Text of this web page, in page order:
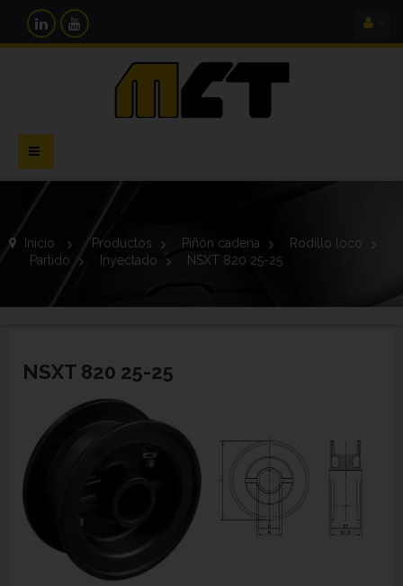
Navegación
Toggle
Inicio > Productos > Piñón cadena >
Rodillo loco
Partido > Inyectado > NSXT 820 25-25
NSXT 820 25-25